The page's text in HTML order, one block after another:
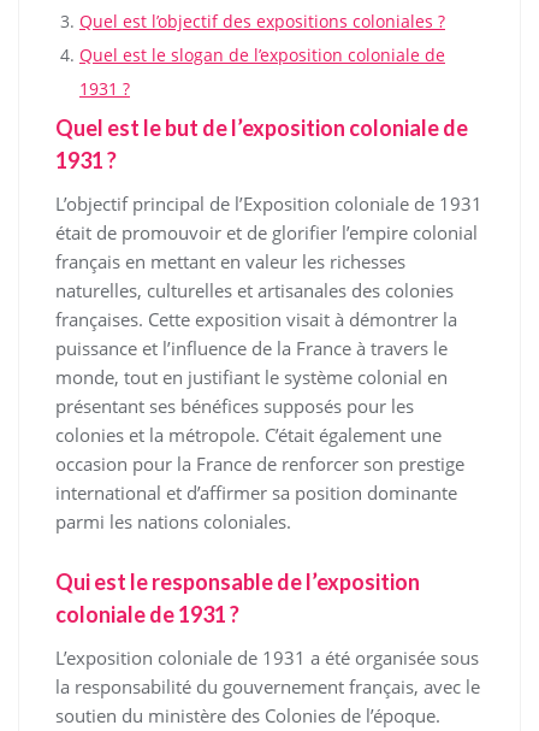
Quel est l’objectif des expositions coloniales ?
Quel est le slogan de l’exposition coloniale de
1931 ?
Quel est le but de l’exposition coloniale de
1931 ?
L’objectif principal de l’Exposition coloniale de 1931
était de promouvoir et de glorifier l’empire colonial
français en mettant en valeur les richesses
naturelles, culturelles et artisanales des colonies
françaises. Cette exposition visait à démontrer la
puissance et l’influence de la France à travers le
monde, tout en justifiant le système colonial en
présentant ses bénéfices supposés pour les
colonies et la métropole. C’était également une
occasion pour la France de renforcer son prestige
international et d’affirmer sa position dominante
parmi les nations coloniales.
Qui est le responsable de l’exposition
coloniale de 1931 ?
L’exposition coloniale de 1931 a été organisée sous
la responsabilité du gouvernement français, avec le
soutien du ministère des Colonies de l’époque.